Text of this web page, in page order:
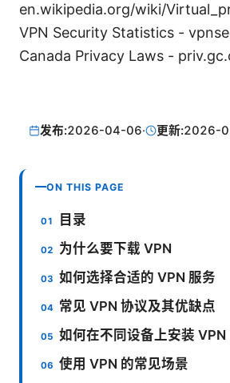
en.wikipedia.org/wiki/
VPN Security Statistics -
Canada Privacy Laws -
发布:2026-04-06· 更新:2026-
ON THIS PAGE
目录
为什么要下载 VPN
如何选择合适的 VPN 服务
常见 VPN 协议及其优缺点
如何在不同设备上安装 VPN
使用 VPN 的常见场景